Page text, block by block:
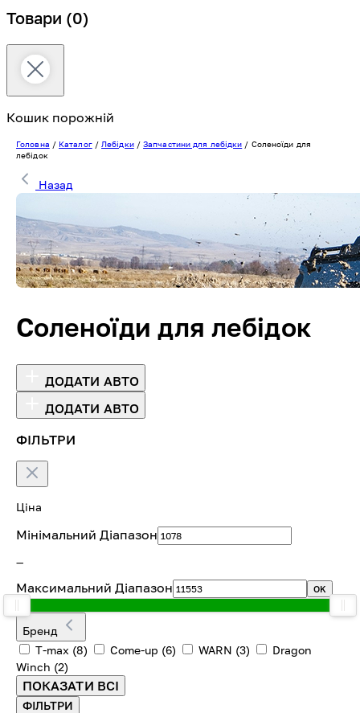
Товари (0)
Кошик порожній
Головна / Каталог/ Лебідки/Запчастини для лебідки / Соленоїди для
лебідок
Назад
Соленоїди для лебідок
ДОДАТИ АВТО
ДОДАТИ АВТО
ФІЛЬТРИ
Ціна
Мінімальний Діапазон
—
Максимальний Діапазон OK
Бренд
T-max (8) Come-up (6) WARN (3)
Dragon
Winch (2)
ПОКАЗАТИ ВСІ
ФІЛЬТРИ